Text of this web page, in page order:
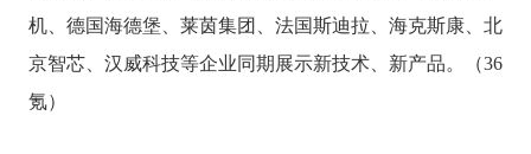
机、德国海德堡、莱茵集团、法国斯迪拉、海克斯康、北
京智芯、汉威科技等企业同期展示新技术、新产品。（36
氪）